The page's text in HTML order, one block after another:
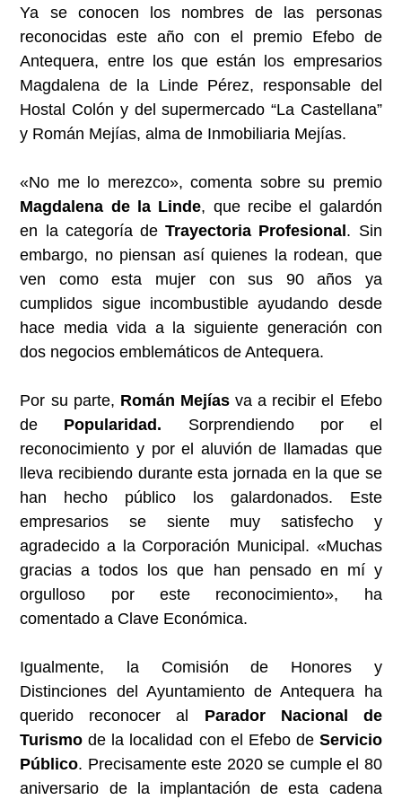
Ya se conocen los nombres de las personas
reconocidas este año con el premio Efebo de
Antequera, entre los que están los empresarios
Magdalena de la Linde Pérez, responsable del
Hostal Colón y del supermercado “La Castellana”
y Román Mejías, alma de Inmobiliaria Mejías.
«No me lo merezco», comenta sobre su premio
Magdalena de la Linde, que recibe el galardón
en la categoría deTrayectoria Profesional . Sin
embargo, no piensan así quienes la rodean, que
ven como esta mujer con sus 90 años ya
cumplidos sigue incombustible ayudando desde
hace media vida a la siguiente generación con
dos negocios emblemáticos de Antequera.
Por su parte, Román Mejíasva a recibir el Efebo
de Popularidad. Sorprendiendo por el
reconocimiento y por el aluvión de llamadas que
lleva recibiendo durante esta jornada en la que se
han hecho público los galardonados. Este
empresarios se siente muy satisfecho y
agradecido a la Corporación Municipal. «Muchas
gracias a todos los que han pensado en mí y
orgulloso por este reconocimiento», ha
comentado a Clave Económica.
Igualmente, la Comisión de Honores y
Distinciones del Ayuntamiento de Antequera ha
querido reconocer al Parador Nacional de
Turismo de la localidad con el Efebo de Servicio
Público. Precisamente este 2020 se cumple el 80
aniversario de la implantación de esta cadena